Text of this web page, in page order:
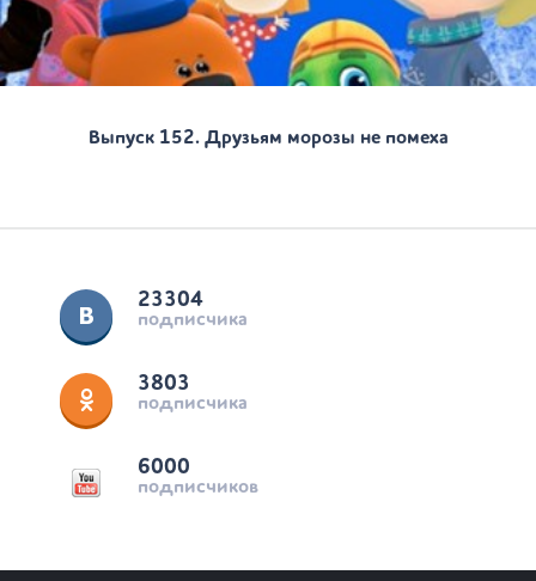
Выпуск 152. Друзьям морозы не помеха
23304
подписчика
3803
подписчика
6000
подписчиков